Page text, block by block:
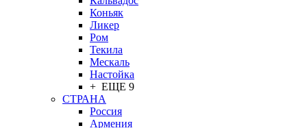
Коньяк
Ликер
Ром
Текила
Мескаль
Настойка
+ ЕЩЕ 9
СТРАНА
Россия
Армения